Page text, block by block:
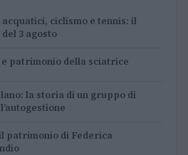
ciclismo e tennis: il
3 agosto
patrimonio della sciatrice
la storia di un gruppo di
patrimonio di Federica